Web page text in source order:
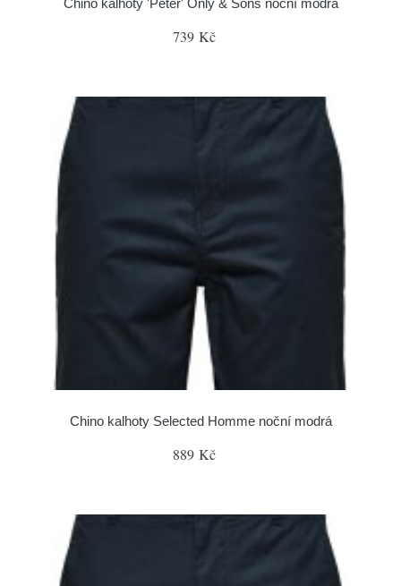
Chino kalhoty 'Peter' Only & Sons noční modrá
739 Kč
Chino kalhoty Selected Homme noční modrá
889 Kč